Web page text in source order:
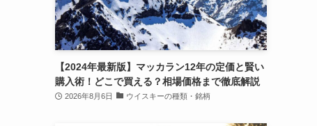
【2024年最新版】マッカラン12年の定価と賢い
購入術！どこで買える？相場価格まで徹底解説
2026年8月6日 ウイスキーの種類・銘柄